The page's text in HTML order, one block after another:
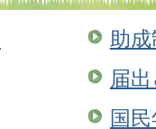
助
届
国